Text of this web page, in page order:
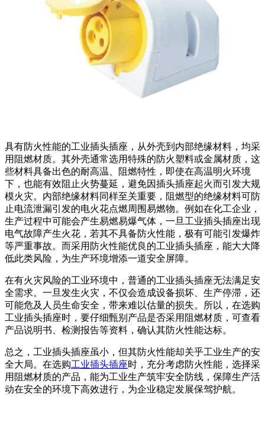
具有防火性能的工业插头插座，从外壳到内部绝缘材料，均采
用阻燃材质。其外壳通常选用特殊的防火塑料或金属材质，这
些材料具备出色的耐高温、阻燃特性，即使在高温明火环境
下，也能有效阻止火势蔓延，避免因插头插座起火而引发大规
模火灾。内部绝缘材料同样至关重要，阻燃型的绝缘材料可防
止电流泄漏引发的电火花点燃周围易燃物。例如在化工企业，
生产过程中可能会产生易燃易爆气体，一旦工业插头插座出现
电气故障产生火花，若其不具备防火性能，极有可能引发爆炸
等严重事故。而采用防火性能优良的工业插头插座，能大大降
低此类风险，为生产环境增添一道安全屏障。
在有火灾风险的工业环境中，普通的工业插头插座无法满足安
全需求。一旦发生火灾，不仅会造成设备损坏、生产停滞，还
可能危及人员生命安全，带来难以估量的损失。所以，在选购
工业插头插座时，要仔细甄别产品是否采用阻燃材质，可查看
产品说明书、检测报告等资料，确认其防火性能达标。
总之，工业插头插座虽小，但其防火性能却关乎工业生产的安
全大局。在选购工业插头插座时，充分考虑防火性能，选择采
用阻燃材质的产品，能为工业生产筑牢安全防线，保障生产活
动在安全的环境下高效进行，为企业稳定发展保驾护航。